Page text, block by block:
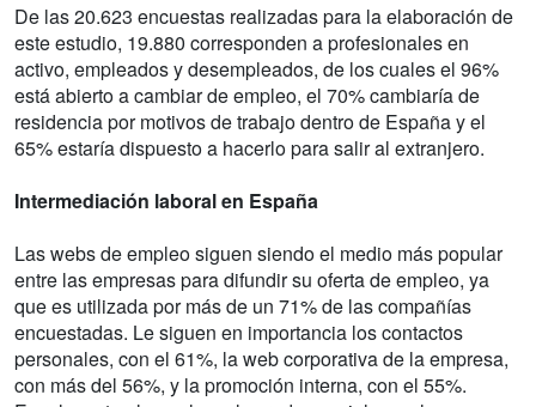
De las 20.623 encuestas realizadas para la elaboración de
este estudio, 19.880 corresponden a profesionales en
activo, empleados y desempleados, de los cuales el 96%
está abierto a cambiar de empleo, el 70% cambiaría de
residencia por motivos de trabajo dentro de España y el
65% estaría dispuesto a hacerlo para salir al extranjero.
Intermediación laboral en España
Las webs de empleo siguen siendo el medio más popular
entre las empresas para difundir su oferta de empleo, ya
que es utilizada por más de un 71% de las compañías
encuestadas. Le siguen en importancia los contactos
personales, con el 61%, la web corporativa de la empresa,
con más del 56%, y la promoción interna, con el 55%.